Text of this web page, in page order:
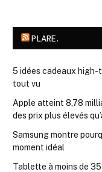
PLARE.
5 idées cadeaux high-
tout vu
Apple atteint 8,78
des prix plus élevés
Samsung montre
moment idéal
Tablette à moins de